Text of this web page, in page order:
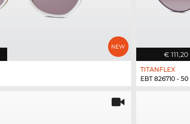
€ 111,20
TITANFLEX
EBT 826710 - 50